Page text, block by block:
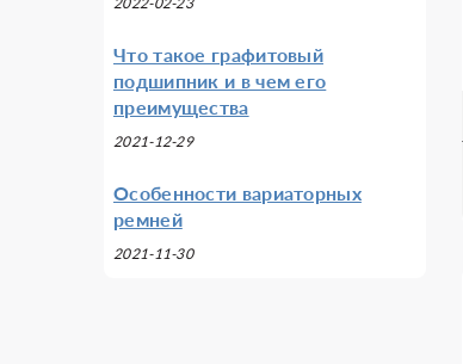
Что такое графитовый
подшипник и в чем его
преимущества
2021-12-29
Особенности вариаторных
ремней
2021-11-30